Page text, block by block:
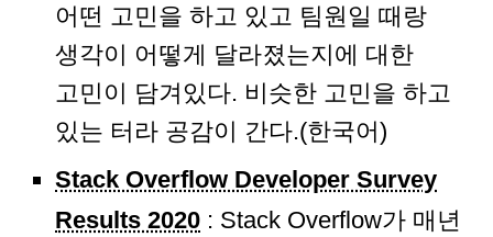
어떤 고민을 하고 있고 팀원일 때랑
생각이 어떻게 달라졌는지에 대한
고민이 담겨있다. 비슷한 고민을 하고
있는 터라 공감이 간다.(한국어)
Stack Overflow Developer Survey
Results 2020 : Stack Overflow가 매년